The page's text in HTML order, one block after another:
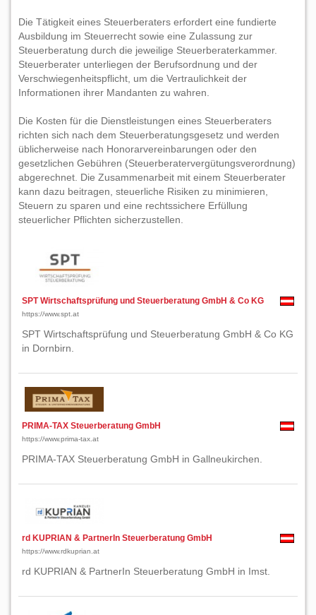
Die Tätigkeit eines Steuerberaters erfordert eine fundierte
Ausbildung im Steuerrecht sowie eine Zulassung zur
Steuerberatung durch die jeweilige Steuerberaterkammer.
Steuerberater unterliegen der Berufsordnung und der
Verschwiegenheitspflicht, um die Vertraulichkeit der
Informationen ihrer Mandanten zu wahren.
Die Kosten für die Dienstleistungen eines Steuerberaters
richten sich nach dem Steuerberatungsgesetz und werden
üblicherweise nach Honorarvereinbarungen oder den
gesetzlichen Gebühren (Steuerberatervergütungsverordnung)
abgerechnet. Die Zusammenarbeit mit einem Steuerberater
kann dazu beitragen, steuerliche Risiken zu minimieren,
Steuern zu sparen und eine rechtssichere Erfüllung
steuerlicher Pflichten sicherzustellen.
SPT Wirtschaftsprüfung und Steuerberatung GmbH & Co KG
https://www.spt.at
SPT Wirtschaftsprüfung und Steuerberatung GmbH & Co KG
in Dornbirn.
PRIMA-TAX Steuerberatung GmbH
https://www.prima-tax.at
PRIMA-TAX Steuerberatung GmbH in Gallneukirchen.
rd KUPRIAN & PartnerIn Steuerberatung GmbH
https://www.rdkuprian.at
rd KUPRIAN & PartnerIn Steuerberatung GmbH in Imst.